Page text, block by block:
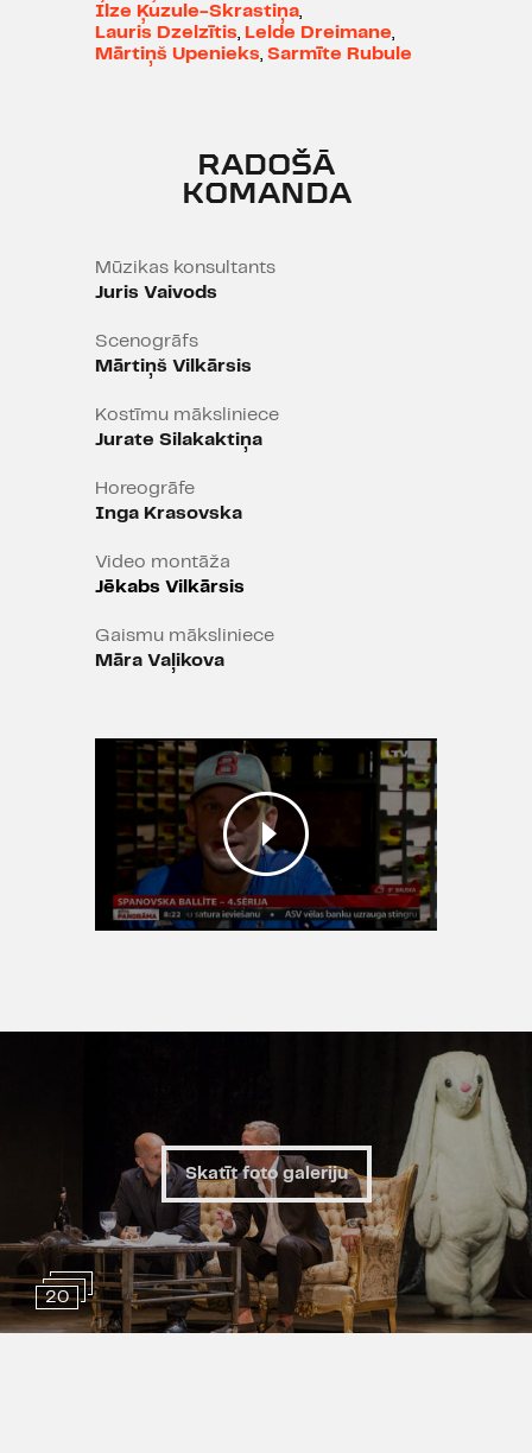
Ilze Ķuzule-Skrastiņa,
Lauris Dzelzītis, Lelde Dreimane,
Mārtiņš Upenieks, Sarmīte Rubule
RADOŠĀ
KOMANDA
Mūzikas konsultants
Juris Vaivods
Scenogrāfs
Mārtiņš Vilkārsis
Kostīmu māksliniece
Jurate Silakaktiņa
Horeogrāfe
Inga Krasovska
Video montāža
Jēkabs Vilkārsis
Gaismu māksliniece
Māra Vaļikova
20
Skatīt foto galeriju